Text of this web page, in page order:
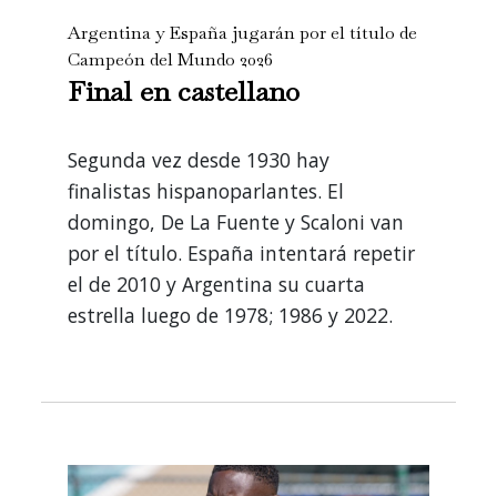
Argentina y España jugarán por el título de
Campeón del Mundo 2026
Final en castellano
Segunda vez desde 1930 hay
finalistas hispanoparlantes. El
domingo, De La Fuente y Scaloni van
por el título. España intentará repetir
el de 2010 y Argentina su cuarta
estrella luego de 1978; 1986 y 2022.